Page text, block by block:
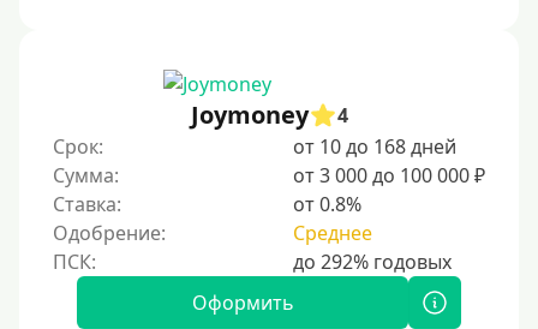
С ежемесячным платежом
Под низкий процент
Без процентов
Первый займ без процентов
Без процентов на 30 дней
Joymoney
4
Срок:
от 10 до 168 дней
Сумма:
от 3 000 до 100 000 ₽
Ставка:
от 0.8%
Одобрение:
Среднее
Оформить